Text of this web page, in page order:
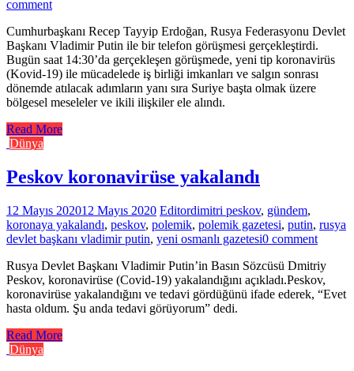
comment
Cumhurbaşkanı Recep Tayyip Erdoğan, Rusya Federasyonu Devlet
Başkanı Vladimir Putin ile bir telefon görüşmesi gerçekleştirdi.
Bugün saat 14:30’da gerçekleşen görüşmede, yeni tip koronavirüs
(Kovid-19) ile mücadelede iş birliği imkanları ve salgın sonrası
dönemde atılacak adımların yanı sıra Suriye başta olmak üzere
bölgesel meseleler ve ikili ilişkiler ele alındı.
Read More
Dünya
Peskov koronavirüse yakalandı
12 Mayıs 202012 Mayıs 2020 Editordimitri peskov, gündem,
koronaya yakalandı, peskov, polemik, polemik gazetesi, putin, rusya
devlet başkanı vladimir putin, yeni osmanlı gazetesi0 comment
Rusya Devlet Başkanı Vladimir Putin’in Basın Sözcüsü Dmitriy
Peskov, koronavirüse (Covid-19) yakalandığını açıkladı.Peskov,
koronavirüse yakalandığını ve tedavi gördüğünü ifade ederek, “Evet
hasta oldum. Şu anda tedavi görüyorum” dedi.
Read More
Dünya